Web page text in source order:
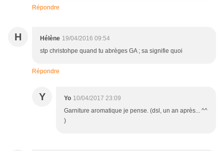
Répondre
H Hélène 19/04/2016 09:54
stp christohpe quand tu abrèges GA ; sa signifie quoi
Répondre
Y Yo 10/04/2017 23:09
Garniture aromatique je pense. (dsl, un an après... ^^
)